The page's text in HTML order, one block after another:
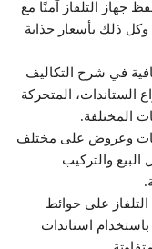
جهاز التلفاز آمنًا مع
وكل ذلك بأسعار جذابة
في شرح التكاليف
الستاندات، المتحركة
المختلفة.
وعروض على مختلف
والتركيب
على حوائط
استاندات